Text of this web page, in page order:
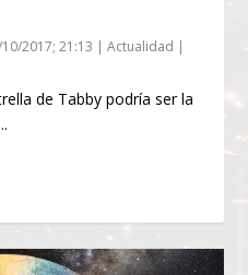
2017; 21:13 |Actualidad |
de Tabby podría ser la